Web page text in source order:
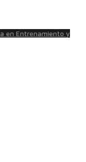
en Entrenamiento y